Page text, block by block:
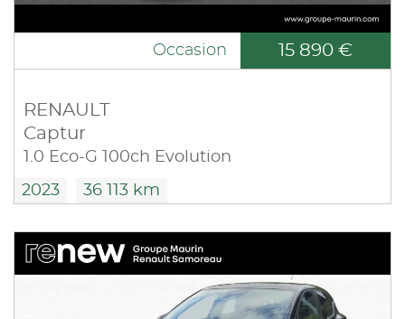
Occasion 15 890 €
RENAULT
Captur
1.0 Eco-G 100ch Evolution
2023 36 113 km